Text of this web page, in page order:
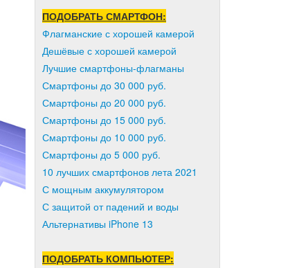
ПОДОБРАТЬ СМАРТФОН:
Флагманские с хорошей камерой
Дешёвые с хорошей камерой
Лучшие смартфоны-флагманы
Смартфоны до 30 000 руб.
Смартфоны до 20 000 руб.
Смартфоны до 15 000 руб.
Смартфоны до 10 000 руб.
Смартфоны до 5 000 руб.
10 лучших смартфонов лета 2021
С мощным аккумулятором
С защитой от падений и воды
Альтернативы iPhone 13
ПОДОБРАТЬ КОМПЬЮТЕР: